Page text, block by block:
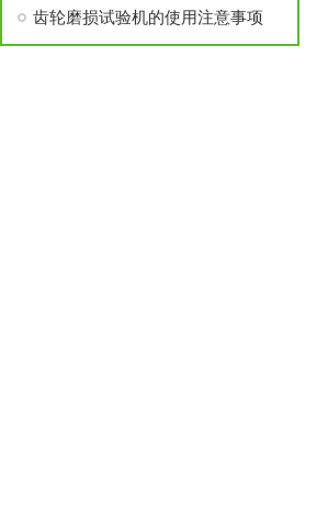
齿轮磨损试验机的使用注意事项